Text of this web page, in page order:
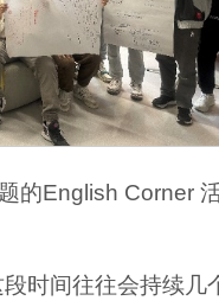
的English Corner
间往往会持续几